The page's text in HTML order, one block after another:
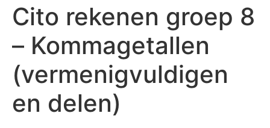
Cito rekenen groep 8
– Kommagetallen
(vermenigvuldigen
en delen)